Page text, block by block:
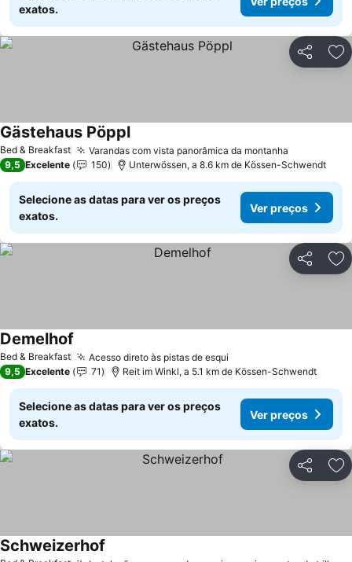
exatos.
Partilhar
Bed & Breakfast Varandas com vista panorâmica da montanha
Gästehaus PöpplVer preços
9,5 Excelente 150 Unterwössen, a 8.6 km de Kössen-Schwendt
Selecione as datas para ver os preços
exatos.
Ver preços
Partilhar
Bed & Breakfast Acesso direto às pistas de esqui
Demelhof
9,5 Excelente 71 Reit im Winkl, a 5.1 km de Kössen-Schwendt
Selecione as datas para ver os preços
exatos.
Ver preços
Partilhar
Schweizerhof